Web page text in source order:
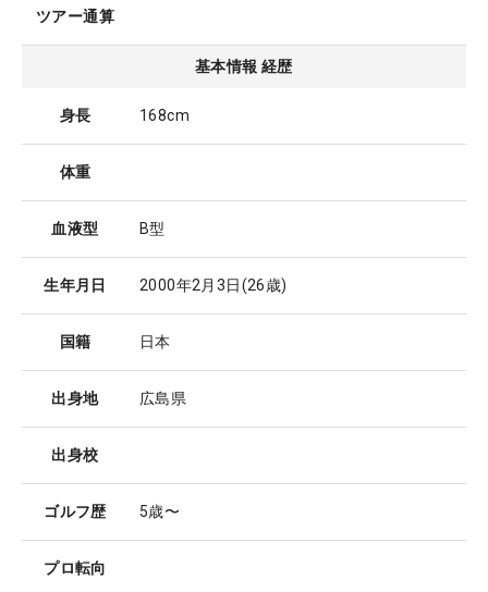
ツアー通算
基本情報 経歴
身長 168cm
体重
血液型 B型
生年月日 2000年2月3日(26歳)
国籍 日本
出身地 広島県
出身校
ゴルフ歴 5歳〜
プロ転向